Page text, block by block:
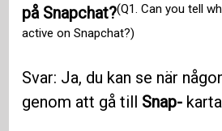
på Snapchat?(Q1. Can you tell
active on Snapchat?)
Svar: Ja, du kan se när
genom att gå till Snap-